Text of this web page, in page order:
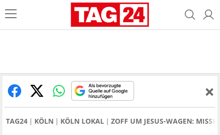
TAG24 KÖLN KÖLN LOKAL ZOFF UM JESUS-WAGEN: